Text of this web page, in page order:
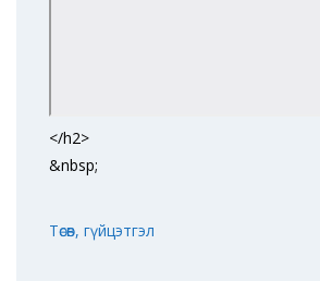
</h2>
&nbsp;
Төсөв, гүйцэтгэл